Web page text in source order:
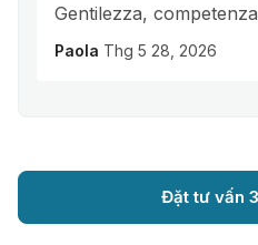
Gentilezza,
Paola Thg 5 28, 2026
Đặt tư vấn